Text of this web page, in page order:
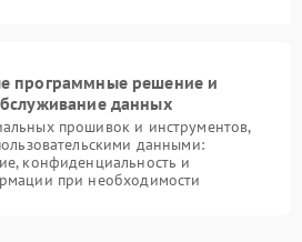
программные решение и
данных
прошивок и инструментов,
данными:
конфиденциальность и
при необходимости